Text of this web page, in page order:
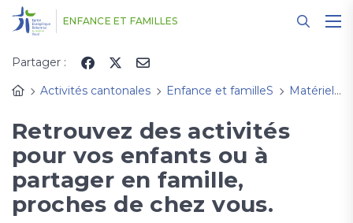
ENFANCE ET FAMILLES
Partager :
Activités cantonales
Enfance et familleS Matériel d'animation
Retrouvez des activités
pour vos enfants ou à
partager en famille,
proches de chez vous.
Panneau de gestion des cookies